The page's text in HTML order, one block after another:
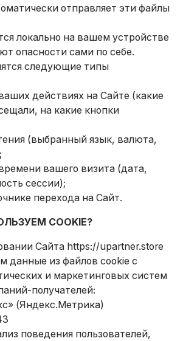
отправляет эти файлы
локально на вашем устройстве
опасности сами по себе.
следующие типы
действиях на Сайте (какие
на какие кнопки
(выбранный язык, валюта,
вашего визита (дата,
сессии);
перехода на Сайт.
COOKIE?
Сайта https://upartner.store
данные из файлов cookie с
и маркетинговых систем
получателей:
(Яндекс.Метрика)
поведения пользователей,